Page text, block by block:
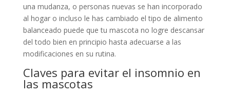
una mudanza, o personas nuevas se han incorporado
al hogar o incluso le has cambiado el tipo de alimento
balanceado puede que tu mascota no logre descansar
del todo bien en principio hasta adecuarse a las
modificaciones en su rutina.
Claves para evitar el insomnio en
las mascotas